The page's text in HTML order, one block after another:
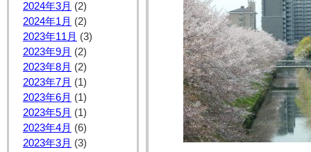
2024年3月 (2)
2024年1月 (2)
2023年11月 (3)
2023年9月 (2)
2023年8月 (2)
2023年7月 (1)
2023年6月 (1)
2023年5月 (1)
2023年4月 (6)
2023年3月 (3)